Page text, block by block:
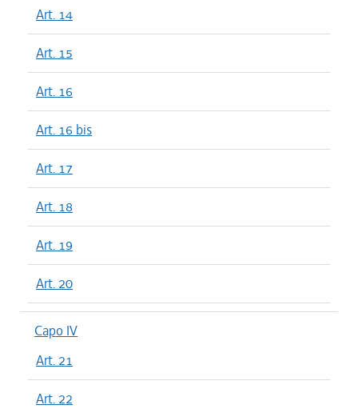
Art. 14
Art. 15
Art. 16
Art. 16 bis
Art. 17
Art. 18
Art. 19
Art. 20
Capo IV
Art. 21
Art. 22